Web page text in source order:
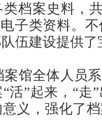
类档案史料，
子类资料。
伍建设提供
案馆全体人员
活”起来，“走
义，强化了